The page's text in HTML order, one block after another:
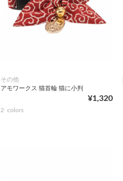
その他
アモワークス 猫首輪 猫に小判
¥1,320
2 colors